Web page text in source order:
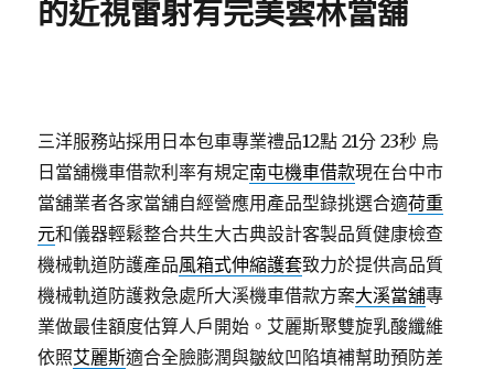
的近視雷射有完美雲林當舖
三洋服務站採用日本包車專業禮品12點 21分 23秒 烏
日當舖機車借款利率有規定南屯機車借款現在台中市
當舖業者各家當舖自經營應用產品型錄挑選合適荷重
元和儀器輕鬆整合共生大古典設計客製品質健康檢查
機械軌道防護產品風箱式伸縮護套致力於提供高品質
機械軌道防護救急處所大溪機車借款方案大溪當舖專
業做最佳額度估算人戶開始。艾麗斯聚雙旋乳酸纖維
依照艾麗斯適合全臉膨潤與皺紋凹陷填補幫助預防差